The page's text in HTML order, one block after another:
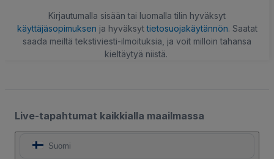
Kirjautumalla sisään tai luomalla tilin hyväksyt
käyttäjäsopimuksen ja hyväksyttietosuojakäytännön. Saatat
saada meiltä tekstiviesti-ilmoituksia, ja voit milloin tahansa
kieltäytyä niistä.
Live-tapahtumat kaikkialla maailmassa
Suomi